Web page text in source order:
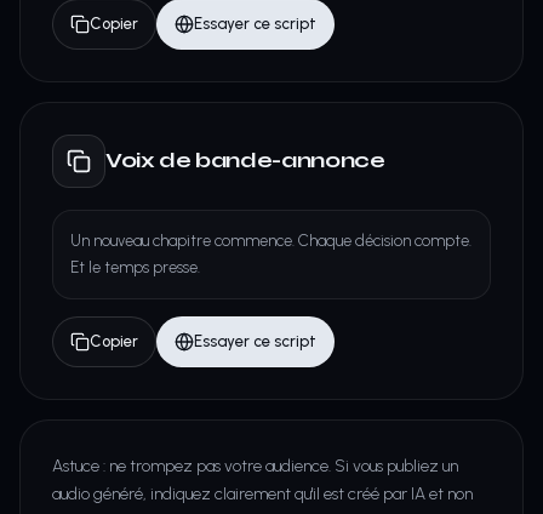
Copier Essayer ce script
Voix de bande-annonce
Un nouveau chapitre commence. Chaque décision compte.
Et le temps presse.
Copier Essayer ce script
Astuce : ne trompez pas votre audience. Si vous publiez un
audio généré, indiquez clairement qu'il est créé par IA et non